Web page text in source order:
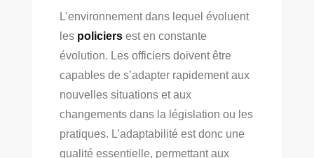
L’environnement dans lequel évoluent
les policiersest en constante
évolution. Les officiers doivent être
capables de s’adapter rapidement aux
nouvelles situations et aux
changements dans la législation ou les
pratiques. L’adaptabilité est donc une
qualité essentielle, permettant aux